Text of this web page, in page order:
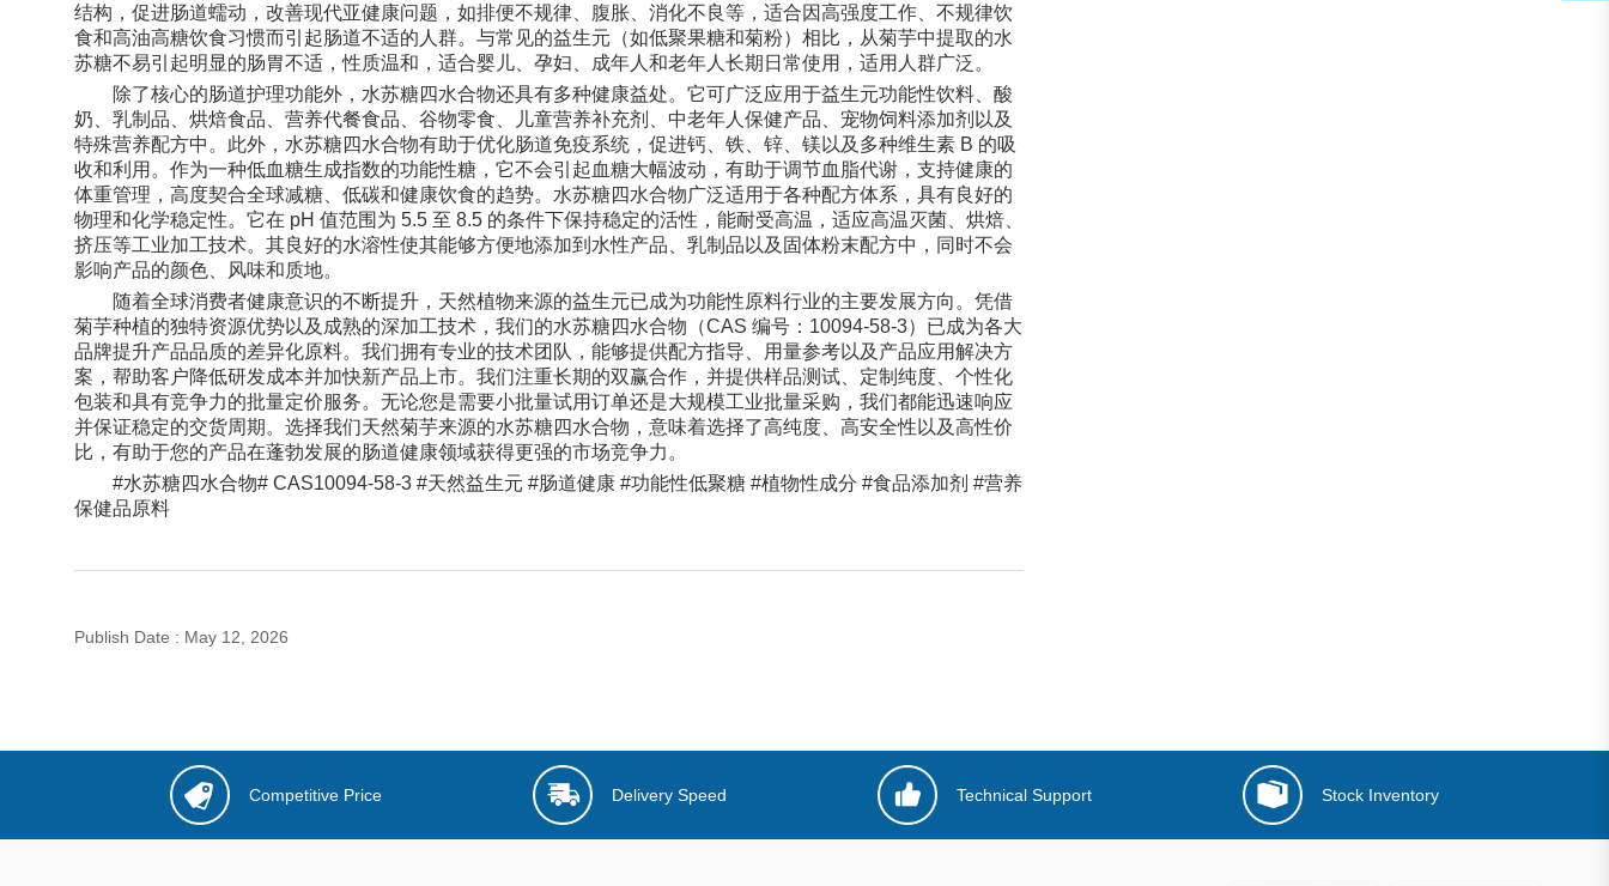
结构，促进肠道蠕动，改善现代亚健康问题，如排便不规律、腹胀、消化不良等，适合因高强度工作、不规律饮
食和高油高糖饮食习惯而引起肠道不适的人群。与常见的益生元（如低聚果糖和菊粉）相比，从菊芋中提取的水
苏糖不易引起明显的肠胃不适，性质温和，适合婴儿、孕妇、成年人和老年人长期日常使用，适用人群广泛。
除了核心的肠道护理功能外，水苏糖四水合物还具有多种健康益处。它可广泛应用于益生元功能性饮料、酸
奶、乳制品、烘焙食品、营养代餐食品、谷物零食、儿童营养补充剂、中老年人保健产品、宠物饲料添加剂以及
特殊营养配方中。此外，水苏糖四水合物有助于优化肠道免疫系统，促进钙、铁、锌、镁以及多种维生素 B 的吸
收和利用。作为一种低血糖生成指数的功能性糖，它不会引起血糖大幅波动，有助于调节血脂代谢，支持健康的
体重管理，高度契合全球减糖、低碳和健康饮食的趋势。水苏糖四水合物广泛适用于各种配方体系，具有良好的
物理和化学稳定性。它在 pH 值范围为 5.5 至 8.5 的条件下保持稳定的活性，能耐受高温，适应高温灭菌、烘焙、
挤压等工业加工技术。其良好的水溶性使其能够方便地添加到水性产品、乳制品以及固体粉末配方中，同时不会
影响产品的颜色、风味和质地。
随着全球消费者健康意识的不断提升，天然植物来源的益生元已成为功能性原料行业的主要发展方向。凭借
菊芋种植的独特资源优势以及成熟的深加工技术，我们的水苏糖四水合物（CAS 编号：10094-58-3）已成为各大
品牌提升产品品质的差异化原料。我们拥有专业的技术团队，能够提供配方指导、用量参考以及产品应用解决方
案，帮助客户降低研发成本并加快新产品上市。我们注重长期的双赢合作，并提供样品测试、定制纯度、个性化
包装和具有竞争力的批量定价服务。无论您是需要小批量试用订单还是大规模工业批量采购，我们都能迅速响应
并保证稳定的交货周期。选择我们天然菊芋来源的水苏糖四水合物，意味着选择了高纯度、高安全性以及高性价
比，有助于您的产品在蓬勃发展的肠道健康领域获得更强的市场竞争力。
#水苏糖四水合物# CAS10094-58-3 #天然益生元 #肠道健康 #功能性低聚糖 #植物性成分 #食品添加剂 #营养
保健品原料
Publish Date : May 12, 2026
Competitive Price Delivery Speed Technical Support Stock Inventory